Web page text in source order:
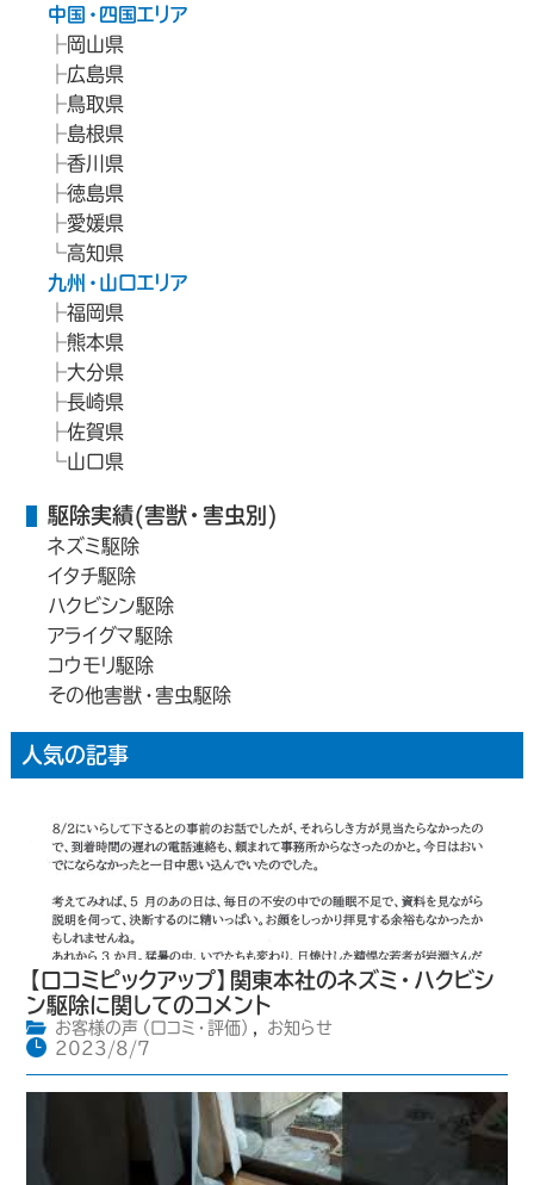
中国・四国エリア
岡山県
広島県
鳥取県
島根県
香川県
徳島県
愛媛県
高知県
九州・山口エリア
福岡県
熊本県
大分県
長崎県
佐賀県
山口県
駆除実績(害獣・害虫別)
ネズミ駆除
イタチ駆除
ハクビシン駆除
アライグマ駆除
コウモリ駆除
その他害獣・害虫駆除
人気の記事
【口コミピックアップ】関東本社のネズミ・ハクビシ
ン駆除に関してのコメント
お客様の声（口コミ・評価） ,
お知らせ
2023/8/7